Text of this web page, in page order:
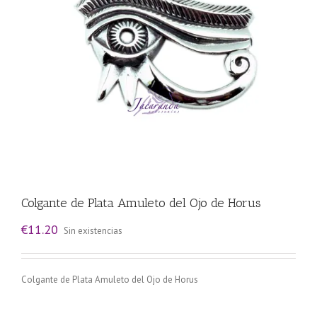
Colgante de Plata Amuleto del Ojo de Horus
€11.20 Sin existencias
Colgante de Plata Amuleto del Ojo de Horus